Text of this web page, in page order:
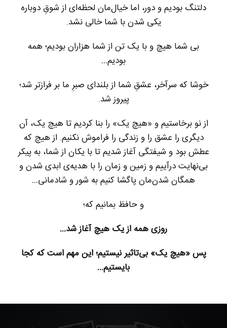
دلتنگ بودیم و دور، اما خیال‌مان لحظه‌ای از شوقِ دوباره
یکی شدن با شما خالی نشد.
بی شما هیچ و با یک تن از شما هزاران بودیم؛ همه
بودیم…
خوشا که سرآخر، عشقِ شما از بلندای صبرِ ما بر فرازتر شد؛
پیروز شد.
از نو برخاستیم و «هیچ یک» را بنا کردیم تا هیچ یک، آن
دیگری را عشق را و زندگی را فراموش نکنیم. از هیچ که
عطش بود و شیفتگی آغاز شدیم تا با یکان از شما، به پیکر
بی‌نهایت درآییم و زمین و زمان را با هدیه‌ی ابدی شدن و
همگان شدن‌مان پاگشا کنیم به شور و شادمانی…
و حافظ بمانیم که؛
روزی همه از یک هیچ آغاز شد…
پس «هیچ یک» بی‌تاثیر نیستیم؛ این مهم است که کجا
بایستیم…